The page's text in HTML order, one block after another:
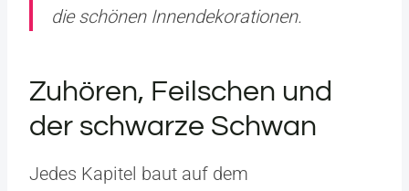
die schönen Innendekorationen.
Zuhören, Feilschen und
der schwarze Schwan
Jedes Kapitel baut auf dem